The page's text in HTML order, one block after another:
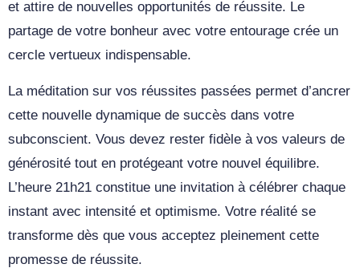
et attire de nouvelles opportunités de réussite. Le
partage de votre bonheur avec votre entourage crée un
cercle vertueux indispensable.
La méditation sur vos réussites passées permet d’ancrer
cette nouvelle dynamique de succès dans votre
subconscient. Vous devez rester fidèle à vos valeurs de
générosité tout en protégeant votre nouvel équilibre.
L’heure 21h21 constitue une invitation à célébrer chaque
instant avec intensité et optimisme. Votre réalité se
transforme dès que vous acceptez pleinement cette
promesse de réussite.